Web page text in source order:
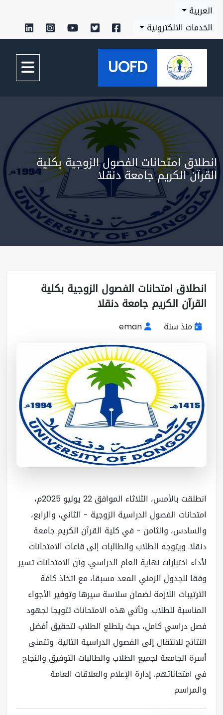
الالكترونية
UOFD
امتحانات الفصول الزوجية بكلية
الكريم جامعة دنقلا
امتحانات الفصول الزوجية بكلية
الكريم جامعة دنقلا
منذ سنة eman
انطلقت بالأمس، الثلاثاء الموافق 22 يوليو 2025م،
الفصول الدراسية الزوجية - الثاني، والرابع،
والثامن - في كلية القرآن الكريم جامعة
ويتوجه الطلاب والطالبات إلى قاعات الامتحانات
اختبارات نهاية العام الدراسي. وأن الامتحانات تسير
للجدول الزمني المعد مسبقا، مع اتخاذ كافة
اللازمة لضمان سلاسة سيرها وتوفير الأجواء
للطلاب. وتأتي هذه الامتحانات تتويجا لجهود
دراسي كامل، حيث يتطلع الطلاب لتحقيق أفضل
للانتقال إلى الفصول الدراسية التالية. وتتمنى
الجامعة لجميع الطلاب والطالبات التوفيق والنجاح
امتحاناتهم. إدارة الإعلام والعلاقات العامة